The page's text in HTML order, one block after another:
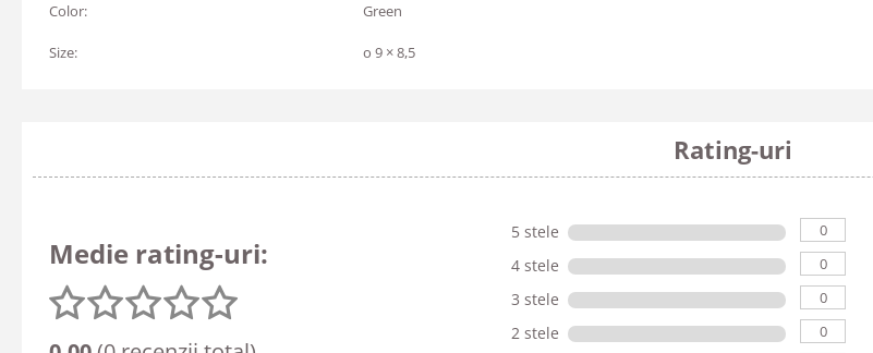
Color: Green
Size: o 9 × 8,5
Rating-uri
Medie rating-uri:
5 stele 0
4 stele 0
3 stele 0
2 stele 0